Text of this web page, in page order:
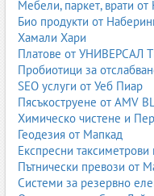
Мебели, паркет, врати от
Био продукти от
Хамали Хари
Платове от УНИВЕРСАЛ
Пробиотици за
SEO услуги от Уеб Пиар
Пясъкоструене от AMV
Химическо чистене и
Геодезия от Мапкад
Експресни таксиметрови
Пътнически превози от
Системи за резервно